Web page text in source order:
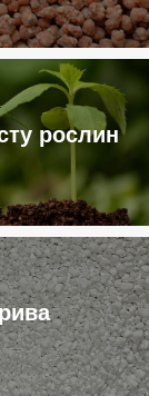
рослин